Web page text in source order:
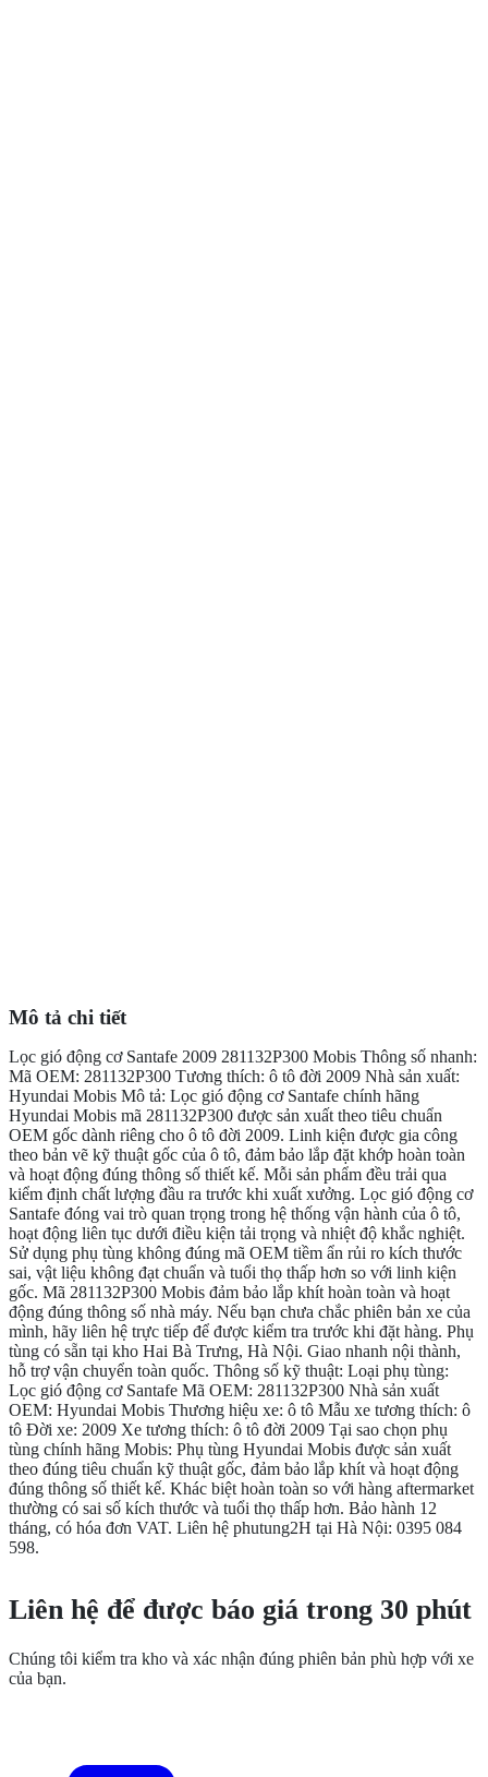
Mô tả chi tiết
Lọc gió động cơ Santafe 2009 281132P300 Mobis Thông số nhanh:
Mã OEM: 281132P300 Tương thích: ô tô đời 2009 Nhà sản xuất:
Hyundai Mobis Mô tả: Lọc gió động cơ Santafe chính hãng
Hyundai Mobis mã 281132P300 được sản xuất theo tiêu chuẩn
OEM gốc dành riêng cho ô tô đời 2009. Linh kiện được gia công
theo bản vẽ kỹ thuật gốc của ô tô, đảm bảo lắp đặt khớp hoàn toàn
và hoạt động đúng thông số thiết kế. Mỗi sản phẩm đều trải qua
kiểm định chất lượng đầu ra trước khi xuất xưởng. Lọc gió động cơ
Santafe đóng vai trò quan trọng trong hệ thống vận hành của ô tô,
hoạt động liên tục dưới điều kiện tải trọng và nhiệt độ khắc nghiệt.
Sử dụng phụ tùng không đúng mã OEM tiềm ẩn rủi ro kích thước
sai, vật liệu không đạt chuẩn và tuổi thọ thấp hơn so với linh kiện
gốc. Mã 281132P300 Mobis đảm bảo lắp khít hoàn toàn và hoạt
động đúng thông số nhà máy. Nếu bạn chưa chắc phiên bản xe của
mình, hãy liên hệ trực tiếp để được kiểm tra trước khi đặt hàng. Phụ
tùng có sẵn tại kho Hai Bà Trưng, Hà Nội. Giao nhanh nội thành,
hỗ trợ vận chuyển toàn quốc. Thông số kỹ thuật: Loại phụ tùng:
Lọc gió động cơ Santafe Mã OEM: 281132P300 Nhà sản xuất
OEM: Hyundai Mobis Thương hiệu xe: ô tô Mẫu xe tương thích: ô
tô Đời xe: 2009 Xe tương thích: ô tô đời 2009 Tại sao chọn phụ
tùng chính hãng Mobis: Phụ tùng Hyundai Mobis được sản xuất
theo đúng tiêu chuẩn kỹ thuật gốc, đảm bảo lắp khít và hoạt động
đúng thông số thiết kế. Khác biệt hoàn toàn so với hàng aftermarket
thường có sai số kích thước và tuổi thọ thấp hơn. Bảo hành 12
tháng, có hóa đơn VAT. Liên hệ phutung2H tại Hà Nội: 0395 084
598.
Liên hệ để được báo giá trong 30 phút
Chúng tôi kiểm tra kho và xác nhận đúng phiên bản phù hợp với xe
của bạn.